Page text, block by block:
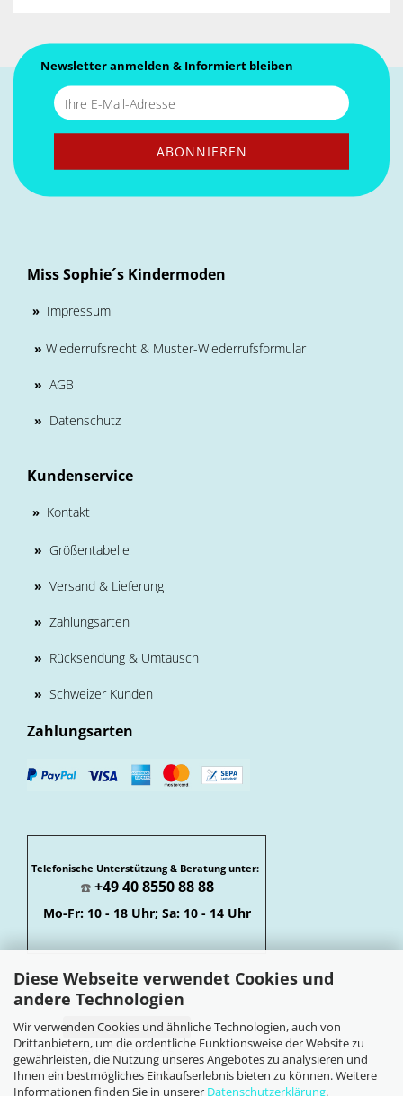
Diese Webseite verwendet Cookies und
andere Technologien
Wir verwenden Cookies und ähnliche Technologien, auch von
Drittanbietern, um die ordentliche Funktionsweise der Website zu
gewährleisten, die Nutzung unseres Angebotes zu analysieren und
Ihnen ein bestmögliches Einkaufserlebnis bieten zu können. Weitere
Informationen finden Sie in unserer Datenschutzerklärung.
Newsletter anmelden & Informiert bleiben
Miss Sophie´s Kindermoden
» Impressum
» Wiederrufsrecht & Muster-Wiederrufsformular
» AGB
» Datenschutz
Kundenservice
» Kontakt
» Größentabelle
» Versand & Lieferung
» Zahlungsarten
» Rücksendung & Umtausch
» Schweizer Kunden
Zahlungsarten
Telefonische Unterstützung & Beratung unter:
☎️ +49 40 8550 88 88
Mo-Fr: 10 - 18 Uhr; Sa: 10 - 14 Uhr
Vertrag widerrufen
Widerrufsbelehrung
Soziale Netzwerke